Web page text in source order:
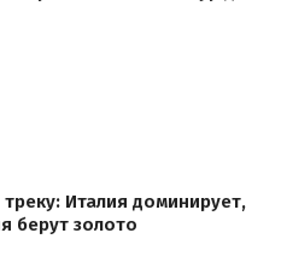
Италия доминирует,
берут золото